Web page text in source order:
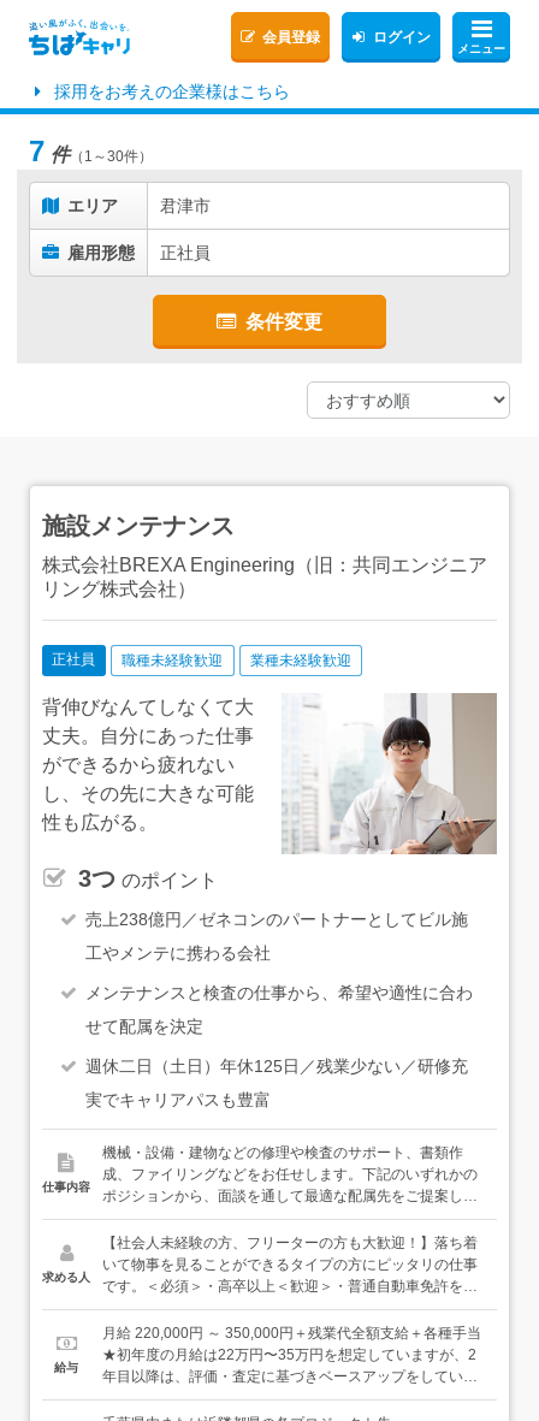
メニュー
会員登録 ログイン
採用をお考えの企業様はこちら
7 件（1～30件）
エリア 君津市
雇用形態 正社員
条件変更
施設メンテナンス
株式会社BREXA Engineering（旧：共同エンジニア
リング株式会社）
正社員 職種未経験歓迎 業種未経験歓迎
背伸びなんてしなくて大
丈夫。自分にあった仕事
ができるから疲れない
し、その先に大きな可能
性も広がる。
3つ のポイント
売上238億円／ゼネコンのパートナーとしてビル施
工やメンテに携わる会社
メンテナンスと検査の仕事から、希望や適性に合わ
せて配属を決定
週休二日（土日）年休125日／残業少ない／研修充
実でキャリアパスも豊富
仕事内容
機械・設備・建物などの修理や検査のサポート、書類作
成、ファイリングなどをお任せします。下記のいずれかの
ポジションから、面談を通して最適な配属先をご提案しま
す。いずれのポジションも、簡単な業務から少しずつお任
せします。プラント施設の「いつも通り」を保つサポート
役と、プラント施設が問題なく稼働できるかチェックする
検査役のふたつがあります。＜オペレーション・メンテナ
巡回・点検業務、メンテナンスの手配、制御室での運転監
視、書類作成などを通じて、機械・設備の安定稼働を実現
する仕事です。日々の定期点検を終え、問題がなければ見
ていますので、機械に詳しくない方や電気の知識がない方
求める人
【社会人未経験の方、フリーターの方も大歓迎！】落ち着
いて物事を見ることができるタイプの方にピッタリの仕事
です。＜必須＞・高卒以上＜歓迎＞・普通自動車免許をお
持ちの方（AT限定でOK）・落ち着いて物事を見ることが
できる方・コツコツ仕事して、自分のペースで成長してい
きたい方居酒屋スタッフ・アミューズメント店のホールス
タッフ・清掃スタッフなどなど、様々な前職の先輩たち
れる安定したスキルを身につけています。豊富な育成ノウ
給与
月給 220,000円 ～ 350,000円＋残業代全額支給＋各種手当
★初年度の月給は22万円〜35万円を想定していますが、2
年目以降は、評価・査定に基づきベースアップをしていき
ます。【年収例】年収450万円：30歳／未経験入社4年目